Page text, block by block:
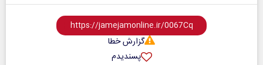
گزارش خطا
پسندیدم